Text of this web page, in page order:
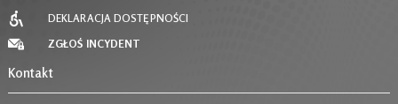
DEKLARACJA DOSTĘPNOŚCI
ZGŁOŚ INCYDENT
Kontakt